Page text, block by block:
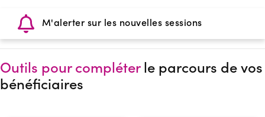
M'alerter sur les nouvelles sessions
Outils pour compléterle parcours de vos
bénéficiaires